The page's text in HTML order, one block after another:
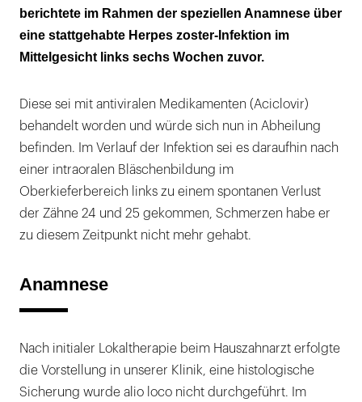
Therapie
Befund
Literaturverzeichnis:
berichtete im Rahmen der speziellen Anamnese über
eine stattgehabte Herpes zoster-Infektion im
Mittelgesicht links sechs Wochen zuvor.
Diese sei mit antiviralen Medikamenten (Aciclovir)
behandelt worden und würde sich nun in Abheilung
befinden. Im Verlauf der Infektion sei es daraufhin nach
einer intraoralen Bläschenbildung im
Oberkieferbereich links zu einem spontanen Verlust
der Zähne 24 und 25 gekommen, Schmerzen habe er
zu diesem Zeitpunkt nicht mehr gehabt.
Anamnese
Nach initialer Lokaltherapie beim Hauszahnarzt erfolgte
die Vorstellung in unserer Klinik, eine histologische
Sicherung wurde alio loco nicht durchgeführt. Im